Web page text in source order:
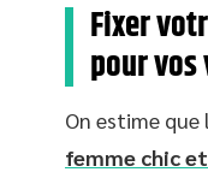
Fixer
pour
On estime
femme chic